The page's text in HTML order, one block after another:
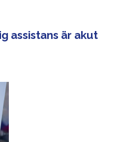
assistans är akut